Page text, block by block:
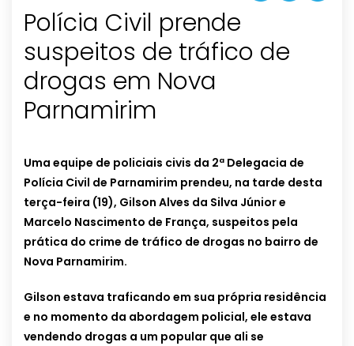
Polícia Civil prende
suspeitos de tráfico de
drogas em Nova
Parnamirim
Uma equipe de policiais civis da 2ª Delegacia de
Polícia Civil de Parnamirim prendeu, na tarde desta
terça-feira (19), Gilson Alves da Silva Júnior e
Marcelo Nascimento de França, suspeitos pela
prática do crime de tráfico de drogas no bairro de
Nova Parnamirim.
Gilson estava traficando em sua própria residência
e no momento da abordagem policial, ele estava
vendendo drogas a um popular que ali se